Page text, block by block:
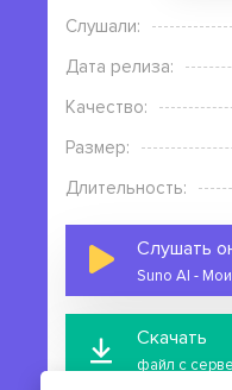
Слушали:
Дата релиза:
Качество:
Размер:
Длительность:
Слушать
Suno AI -
Скачать
файл с